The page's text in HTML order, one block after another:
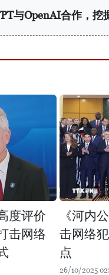
与OpenAI合作，挖
度评价
击网络
《河内
击网络
点
26/10/2025